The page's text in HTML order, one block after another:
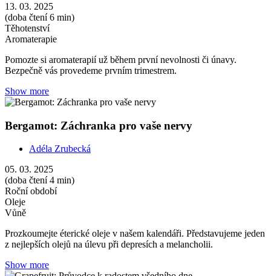
13. 03. 2025
(doba čtení 6 min)
Těhotenství
Aromaterapie
Pomozte si aromaterapií už během první nevolnosti či únavy.
Bezpečně vás provedeme prvním trimestrem.
Show more
Bergamot: Záchranka pro vaše nervy
Adéla Zrubecká
05. 03. 2025
(doba čtení 4 min)
Roční období
Oleje
Vůně
Prozkoumejte éterické oleje v našem kalendáři. Představujeme jeden
z nejlepších olejů na úlevu při depresích a melancholii.
Show more